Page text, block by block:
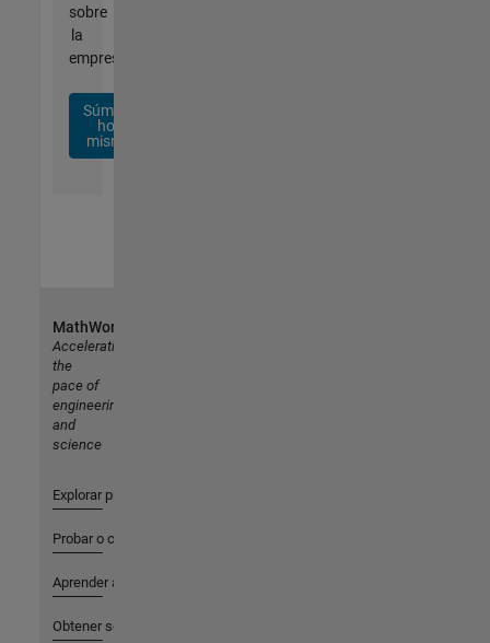
sobre
la
empresa.
Súmese
hoy
mismo
MathWorks
Accelerating
the
pace of
engineering
and
science
Explorar productos
Probar o comprar
Aprender a utilizar
Obtener soporte